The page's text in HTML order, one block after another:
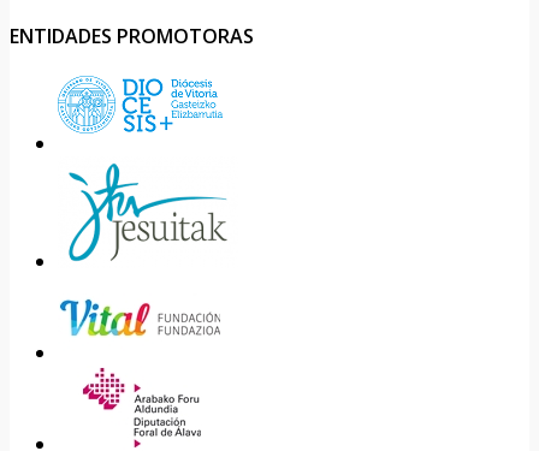
ENTIDADES PROMOTORAS